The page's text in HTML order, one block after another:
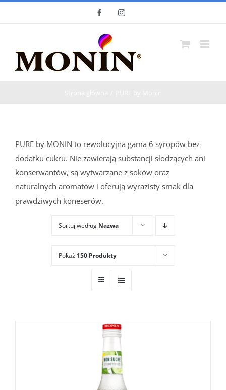
FacebookInstagram
PURE by MONIN to rewolucyjna gama 6 syropów bez
dodatku cukru. Nie zawierają substancji słodzących ani
konserwantów, są wytwarzane z soków oraz
naturalnych aromatów i oferują wyrazisty smak dla
prawdziwych koneserów.
Sortuj według Nazwa
Pokaż 150 Produkty